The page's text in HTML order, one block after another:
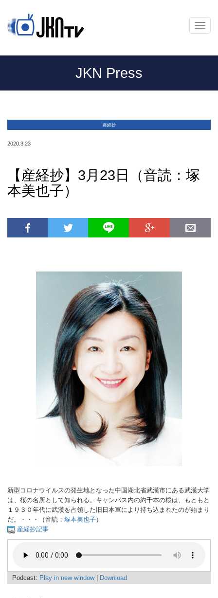
メ
ニ
ー
JKN Press
産経抄
2020.3.23
【産経抄】3月23日（音読：塚
本美也子）
新型コロナウイルスの発生地となった中国湖北省武漢市にある武漢大学
は、桜の名所として知られる。キャンパス内の約千本の桜は、もともと
１９３０年代に武漢を占領した旧日本軍により持ち込まれたのが始まり
だ。・・・（音読： 塚本美也子）
産経抄記事
Podcast: Play in new window| Download